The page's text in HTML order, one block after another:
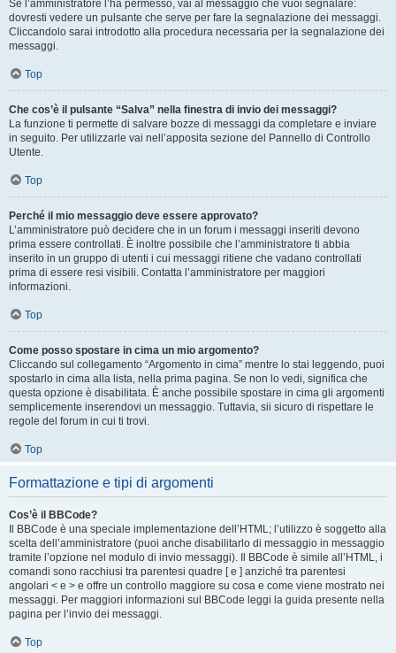
Se l’amministratore l’ha permesso, vai al messaggio che vuoi segnalare:
dovresti vedere un pulsante che serve per fare la segnalazione dei messaggi.
Cliccandolo sarai introdotto alla procedura necessaria per la segnalazione dei
messaggi.
Top
Che cos’è il pulsante “Salva” nella finestra di invio dei messaggi?
La funzione ti permette di salvare bozze di messaggi da completare e inviare
in seguito. Per utilizzarle vai nell’apposita sezione del Pannello di Controllo
Utente.
Top
Perché il mio messaggio deve essere approvato?
L’amministratore può decidere che in un forum i messaggi inseriti devono
prima essere controllati. È inoltre possibile che l’amministratore ti abbia
inserito in un gruppo di utenti i cui messaggi ritiene che vadano controllati
prima di essere resi visibili. Contatta l’amministratore per maggiori
informazioni.
Top
Come posso spostare in cima un mio argomento?
Cliccando sul collegamento “Argomento in cima” mentre lo stai leggendo, puoi
spostarlo in cima alla lista, nella prima pagina. Se non lo vedi, significa che
questa opzione è disabilitata. È anche possibile spostare in cima gli argomenti
semplicemente inserendovi un messaggio. Tuttavia, sii sicuro di rispettare le
regole del forum in cui ti trovi.
Top
Formattazione e tipi di argomenti
Cos’è il BBCode?
Il BBCode è una speciale implementazione dell’HTML; l’utilizzo è soggetto alla
scelta dell’amministratore (puoi anche disabilitarlo di messaggio in messaggio
tramite l’opzione nel modulo di invio messaggi). Il BBCode è simile all’HTML, i
comandi sono racchiusi tra parentesi quadre [ e ] anziché tra parentesi
angolari < e > e offre un controllo maggiore su cosa e come viene mostrato nei
messaggi. Per maggiori informazioni sul BBCode leggi la guida presente nella
pagina per l’invio dei messaggi.
Top